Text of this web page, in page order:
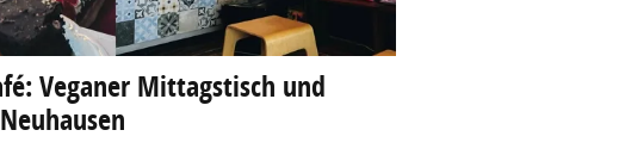
Veganer Mittagstisch und